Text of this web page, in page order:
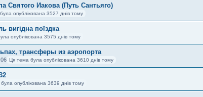
Святого Иакова (Путь Сантьяго)
опублікована 3527 днів тому
вигідна поїздка
опублікована 3575 днів тому
трансферы из аэропорта
Ця тема була опублікована 3610 днів тому
опублікована 3639 днів тому